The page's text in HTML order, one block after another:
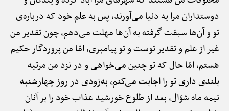
دوستداران مرا به دنیا می‌آورند، پس به علم خود که درباره‌ی
تو و آن‌ها سبقت گرفته به آن‌ها مهلت می‌دهم، چون تقدیر من
غیر از علم و تقدیر توست و تو پیامبری، امّا من پروردگار حکیم
هستم، امّا حال که تو چنین می‌خواهی و در نزد من مرتبه
بلندی داری تو را اجابت می‌کنم، به‌زودی در روز چهارشنبه
نیمه ماه شوّال، بعد از طلوع خورشید عذاب خود را بر آنان